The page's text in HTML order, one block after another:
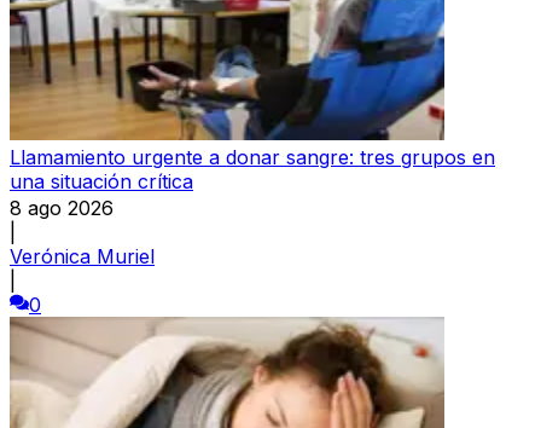
Llamamiento urgente a donar sangre: tres grupos en
una situación crítica
8 ago 2026
Verónica Muriel
0